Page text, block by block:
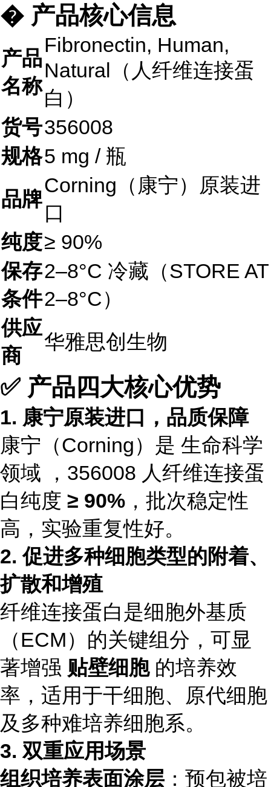
� 产品核心信息
产品
名称
Fibronectin, Human,
Natural（人纤维连接蛋
白）
货号356008
规格5 mg / 瓶
品牌
Corning（康宁）原装进
口
纯度≥ 90%
保存
条件
2–8°C 冷藏（STORE AT
2–8°C）
供应
商
华雅思创生物
✅ 产品四大核心优势
1. 康宁原装进口，品质保障
康宁（Corning）是 生命科学
领域 ，356008 人纤维连接蛋
白纯度 ≥ 90% ，批次稳定性
高，实验重复性好。
2. 促进多种细胞类型的附着、
扩散和增殖
纤维连接蛋白是细胞外基质
（ECM）的关键组分，可显
著增强 贴壁细胞的培养效
率，适用于干细胞、原代细胞
及多种难培养细胞系。
3. 双重应用场景
组织培养表面涂层 ：预包被培